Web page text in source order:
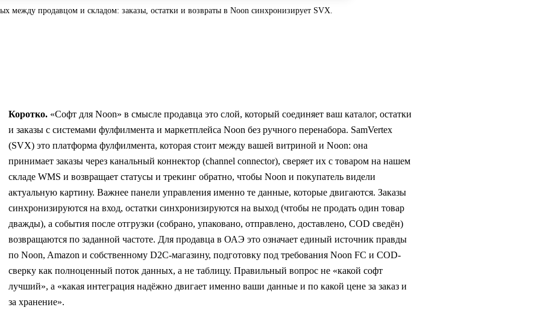
между продавцом и складом: заказы, остатки и возвраты в Noon синхронизирует SVX.
Коротко. «Софт для Noon» в смысле продавца это слой, который соединяет ваш каталог, остатки
и заказы с системами фулфилмента и маркетплейса Noon без ручного перенабора. SamVertex
(SVX) это платформа фулфилмента, которая стоит между вашей витриной и Noon: она
принимает заказы через канальный коннектор (channel connector), сверяет их с товаром на нашем
складе WMS и возвращает статусы и трекинг обратно, чтобы Noon и покупатель видели
актуальную картину. Важнее панели управления именно те данные, которые двигаются. Заказы
синхронизируются на вход, остатки синхронизируются на выход (чтобы не продать один товар
дважды), а события после отгрузки (собрано, упаковано, отправлено, доставлено, COD сведён)
возвращаются по заданной частоте. Для продавца в ОАЭ это означает единый источник правды
по Noon, Amazon и собственному D2C-магазину, подготовку под требования Noon FC и COD-
сверку как полноценный поток данных, а не таблицу. Правильный вопрос не «какой софт
лучший», а «какая интеграция надёжно двигает именно ваши данные и по какой цене за заказ и
за хранение».